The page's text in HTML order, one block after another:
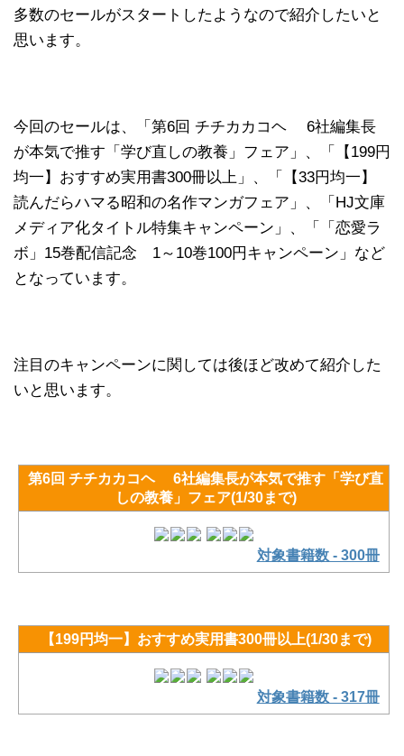
多数のセールがスタートしたようなので紹介したいと
思います。
今回のセールは、「第6回 チチカカコヘ 6社編集長
が本気で推す「学び直しの教養」フェア」、「【199円
均一】おすすめ実用書300冊以上」、「【33円均一】
読んだらハマる昭和の名作マンガフェア」、「HJ文庫
メディア化タイトル特集キャンペーン」、「「恋愛ラ
ボ」15巻配信記念 1～10巻100円キャンペーン」など
となっています。
注目のキャンペーンに関しては後ほど改めて紹介した
いと思います。
第6回 チチカカコヘ 6社編集長が本気で推す「学び直
しの教養」フェア(1/30まで)
対象書籍数 - 300冊
【199円均一】おすすめ実用書300冊以上(1/30まで)
対象書籍数 - 317冊